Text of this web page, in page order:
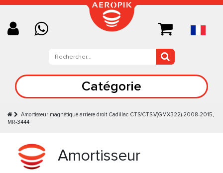
Catégorie
Amortisseur magnétique arriere droit Cadillac CTS/CTS-V(GMX322)-2008-2015,
MR-3444
Amortisseur